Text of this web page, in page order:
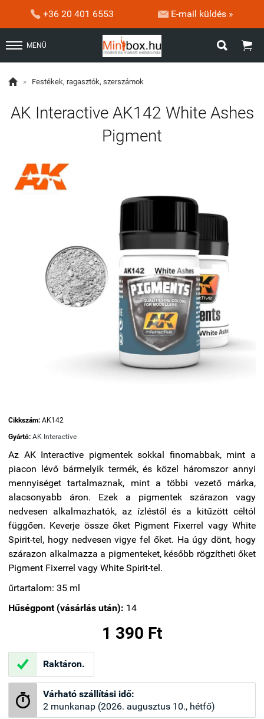
 +36 20 401 6553  E-mail küldés »
MENÜ  
 » Festékek, ragasztók, szerszámok
AK Interactive AK142 White Ashes
Pigment
Cikkszám: AK142
Gyártó: AK Interactive
Az AK Interactive pigmentek sokkal finomabbak, mint a
piacon lévő bármelyik termék, és közel háromszor annyi
mennyiséget tartalmaznak, mint a többi vezető márka,
alacsonyabb áron. Ezek a pigmentek szárazon vagy
nedvesen alkalmazhatók, az ízléstől és a kitűzött céltól
függően. Keverje össze őket Pigment Fixerrel vagy White
Spirit-tel, hogy nedvesen vigye fel őket. Ha úgy dönt, hogy
szárazon alkalmazza a pigmenteket, később rögzítheti őket
Pigment Fixerrel vagy White Spirit-tel.
űrtartalom: 35 ml
Hűségpont (vásárlás után): 14
1 390 Ft
 Raktáron.

Várható szállítási idő:
2 munkanap (2026. augusztus 10., hétfő)